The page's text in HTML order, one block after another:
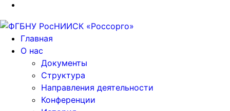
Главная
О нас
Документы
Структура
Направления деятельности
Конференции